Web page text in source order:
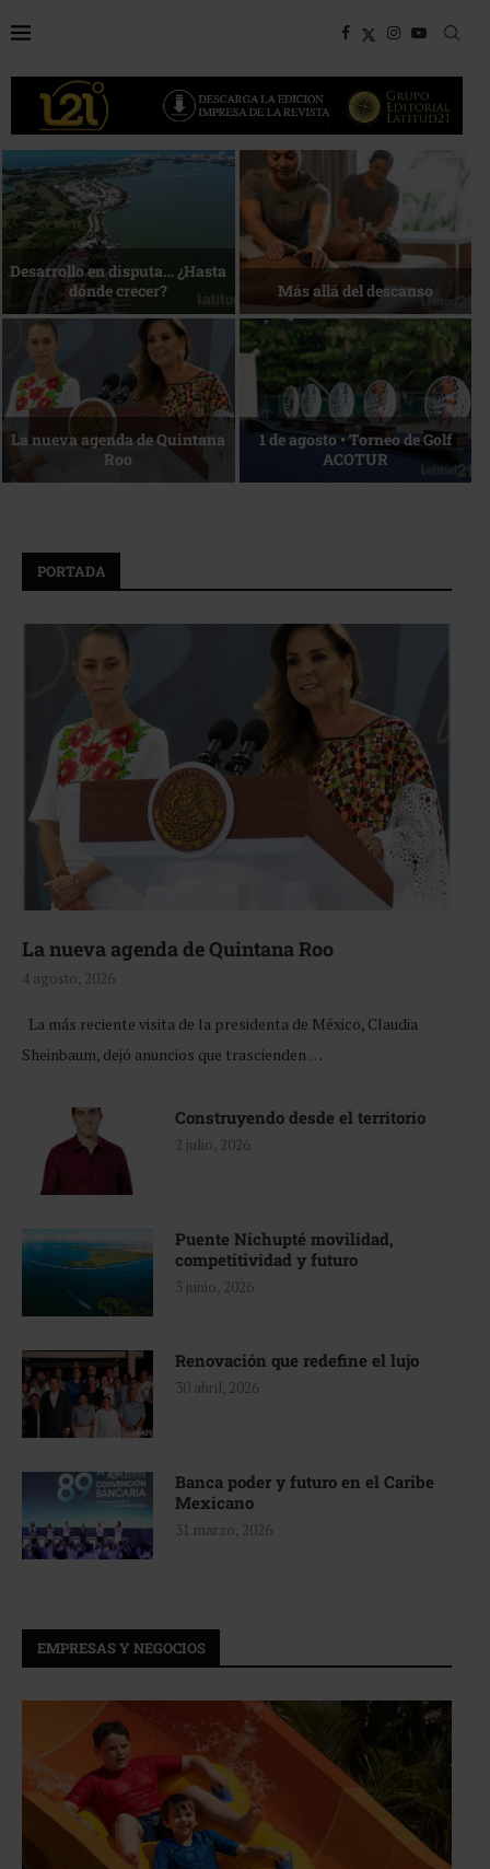
Bottega, un viaje servido a la
mesa
Energía que Impulsa la
competitividad
Reconocimiento de viajeros La esencia del servicio
PORTADA
La nueva agenda de Quintana Roo
4 agosto, 2026
La más reciente visita de la presidenta de México, Claudia
Sheinbaum, dejó anuncios que trascienden …
Construyendo desde el territorio
2 julio, 2026
Puente Nichupté movilidad,
competitividad y futuro
3 junio, 2026
Renovación que redefine el lujo
30 abril, 2026
Banca poder y futuro en el Caribe
Mexicano
31 marzo, 2026
EMPRESAS Y NEGOCIOS